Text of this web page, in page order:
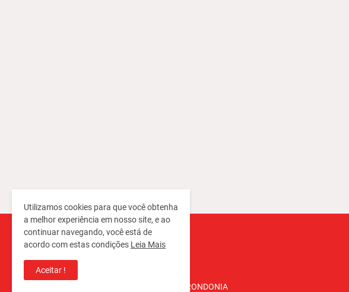
REPORTER RONDONIA
Utilizamos cookies para que você obtenha
a melhor experiência em nosso site, e ao
continuar navegando, você está de
acordo com estas condições Leia Mais
Aceitar !